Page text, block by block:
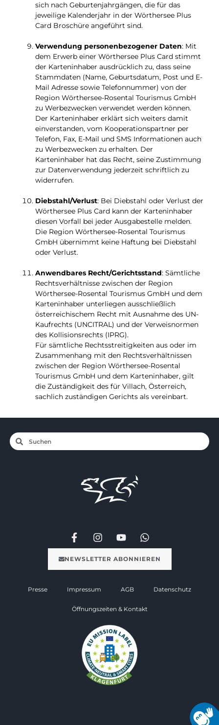
sich nach Geburtenjahrgängen, die für das
jeweilige Kalenderjahr in der Wörthersee Plus
Card Broschüre angeführt sind.
Verwendung personenbezogener Daten: Mit
dem Erwerb einer Wörthersee Plus Card stimmt
der Karteninhaber ausdrücklich zu, dass seine
Stammdaten (Name, Geburtsdatum, Post und E-
Mail Adresse sowie Telefonnummer) von der
Region Wörthersee-Rosental Tourismus GmbH
zu Werbezwecken verwendet werden können.
Der Karteninhaber erklärt sich weiters damit
einverstanden, vom Kooperationspartner per
Telefon, Fax, E-Mail und SMS Informationen auch
zu Werbezwecken zu erhalten. Der
Karteninhaber hat das Recht, seine Zustimmung
zur Datenverwendung jederzeit schriftlich zu
widerrufen.
Diebstahl/Verlust: Bei Diebstahl oder Verlust der
Wörthersee Plus Card kann der Karteninhaber
diesen Vorfall bei jeder Ausgabestelle melden.
Die Region Wörthersee-Rosental Tourismus
GmbH übernimmt keine Haftung bei Diebstahl
oder Verlust.
Anwendbares Recht/Gerichtsstand: Sämtliche
Rechtsverhältnisse zwischen der Region
Wörthersee-Rosental Tourismus GmbH und dem
Karteninhaber unterliegen ausschließlich
österreichischem Recht mit Ausnahme des UN-
Kaufrechts (UNCITRAL) und der Verweisnormen
des Kollisionsrechts (IPRG).
Für sämtliche Rechtsstreitigkeiten aus oder im
Zusammenhang mit den Rechtsverhältnissen
zwischen der Region Wörthersee-Rosental
Tourismus GmbH und dem Karteninhaber, gilt
die Zuständigkeit des für Villach, Österreich,
sachlich zuständigen Gerichts als vereinbart.
NEWSLETTER ABONNIEREN
Presse Impressum AGB Datenschutz
Öffnungszeiten & Kontakt